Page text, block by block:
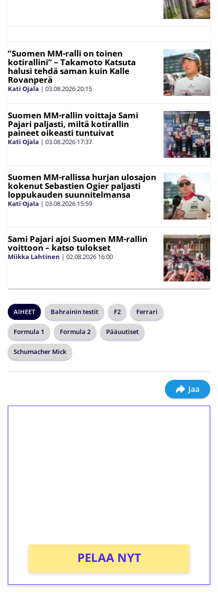
”Suomen MM-ralli on toinen
kotirallini” – Takamoto Katsuta
halusi tehdä saman kuin Kalle
Rovanperä
Kati Ojala | 03.08.202620:15
Suomen MM-rallin voittaja Sami
Pajari paljasti, miltä kotirallin
paineet oikeasti tuntuivat
Kati Ojala | 03.08.2026 17:37
Suomen MM-rallissa hurjan ulosajon
kokenut Sebastien Ogier paljasti
loppukauden suunnitelmansa
Kati Ojala | 03.08.2026 15:59
Sami Pajari ajoi Suomen MM-rallin
voittoon – katso tulokset
Miikka Lahtinen | 02.08.2026 16:00
AIHEET Bahrainin testit F2 Ferrari
Formula 1 Formula 2 Pääuutiset
Schumacher Mick
Jaa
PELAA NYT